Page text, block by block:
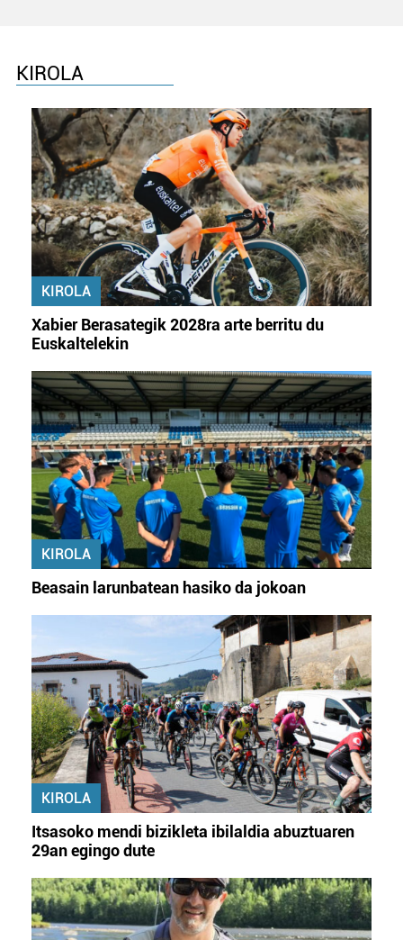
KIROLA
KIROLA
Xabier Berasategik 2028ra arte berritu du
Euskaltelekin
KIROLA
Beasain larunbatean hasiko da jokoan
KIROLA
Itsasoko mendi bizikleta ibilaldia abuztuaren
29an egingo dute